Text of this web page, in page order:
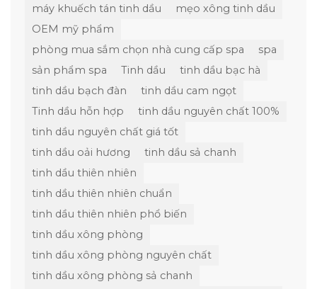
máy khuếch tán tinh dầu
mẹo xông tinh dầu
OEM mỹ phẩm
phòng mua sắm chọn nhà cung cấp spa
spa
sản phẩm spa
Tinh dầu
tinh dầu bạc hà
tinh dầu bạch đàn
tinh dầu cam ngọt
Tinh dầu hỗn hợp
tinh dầu nguyên chất 100%
tinh dầu nguyên chất giá tốt
tinh dầu oải hương
tinh dầu sả chanh
tinh dầu thiên nhiên
tinh dầu thiên nhiên chuẩn
tinh dầu thiên nhiên phổ biến
tinh dầu xông phòng
tinh dầu xông phòng nguyên chất
tinh dầu xông phòng sả chanh